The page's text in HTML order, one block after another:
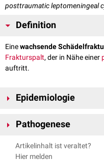
posttraumatic leptomeningeal
Definition
Einewachsende
Frakturspalt, der in Nähe einer
auftritt.
Epidemiologie
Schädelfrakturenauf. Betroffen
Pathogenese
Wachsende Schädelfrakturen
eine Schädelfraktur zu einem
Artikelinhalt ist veraltet?
Hier melden